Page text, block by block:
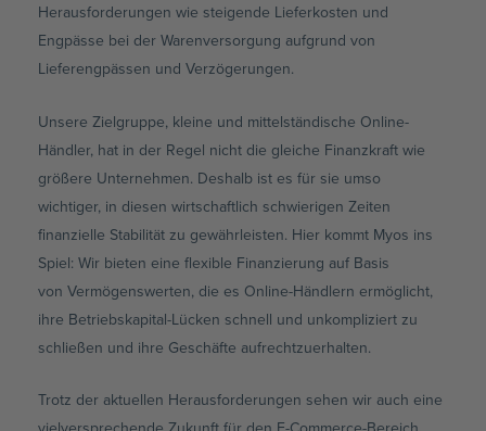
Herausforderungen wie steigende Lieferkosten und
Engpässe bei der Warenversorgung aufgrund von
Lieferengpässen und Verzögerungen.
Unsere Zielgruppe, kleine und mittelständische Online-
Händler, hat in der Regel nicht die gleiche Finanzkraft wie
größere Unternehmen. Deshalb ist es für sie umso
wichtiger, in diesen wirtschaftlich schwierigen Zeiten
finanzielle Stabilität zu gewährleisten. Hier kommt Myos ins
Spiel: Wir bieten eine flexible Finanzierung auf Basis
von Vermögenswerten, die es Online-Händlern ermöglicht,
ihre Betriebskapital-Lücken schnell und unkompliziert zu
schließen und ihre Geschäfte aufrechtzuerhalten.
Trotz der aktuellen Herausforderungen sehen wir auch eine